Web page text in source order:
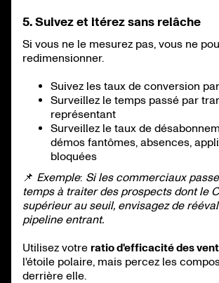
5. Suivez et itérez sans relâche
Si vous ne le mesurez pas, vous ne
redimensionner.
Suivez les taux de conversion
Surveillez le temps passé par
représentant
Surveillez le taux de
démos fantômes, absences,
bloquées
📌 Exemple: Si les commerciaux
temps à traiter des prospects dont le
supérieur au seuil, envisagez de
pipeline entrant.
Utilisez votre ratio d'efficacité des
l'étoile polaire, mais percez les
derrière elle.